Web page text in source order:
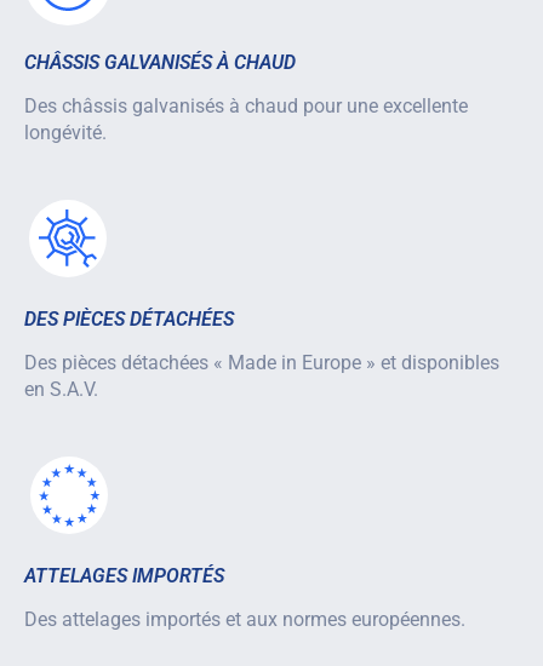
CHÂSSIS GALVANISÉS À CHAUD
Des châssis galvanisés à chaud pour une excellente
longévité.
DES PIÈCES DÉTACHÉES
Des pièces détachées « Made in Europe » et disponibles
en S.A.V.
ATTELAGES IMPORTÉS
Des attelages importés et aux normes européennes.